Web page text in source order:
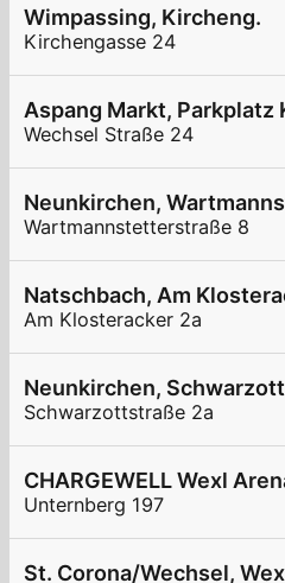
Wimpassing, Kircheng.
Kirchengasse 24
Aspang Markt, Parkplatz
Wechsel Straße 24
Neunkirchen,
Wartmannstetterstraße 8
Natschbach, Am
Am Klosteracker 2a
Neunkirchen,
Schwarzottstraße 2a
CHARGEWELL Wexl
Unternberg 197
St. Corona/Wechsel,